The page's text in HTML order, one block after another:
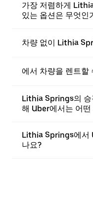
가장 저렴하게
있는 옵션은 무엇인
차량 없이 Lithia
에서 차량을 렌트
Lithia Springs의 승
해 Uber에서는 어
Lithia Springs에서
나요?